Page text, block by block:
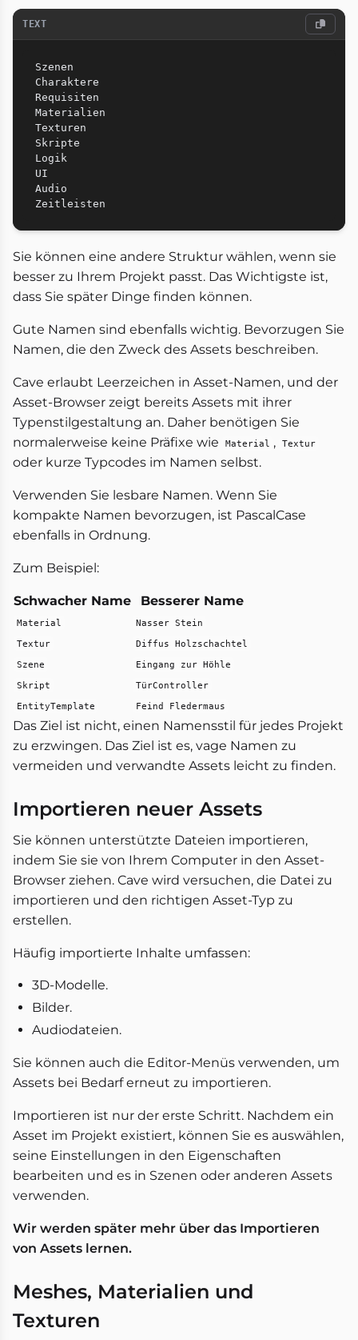
TEXT
Szenen
Charaktere
Requisiten
Materialien
Texturen
Skripte
Logik
UI
Audio
Sie können eine andere Struktur wählen, wenn sie
besser zu Ihrem Projekt passt. Das Wichtigste ist,
dass Sie später Dinge finden können.
Gute Namen sind ebenfalls wichtig. Bevorzugen Sie
Namen, die den Zweck des Assets beschreiben.
Cave erlaubt Leerzeichen in Asset-Namen, und der
Asset-Browser zeigt bereits Assets mit ihrer
Typenstilgestaltung an. Daher benötigen Sie
normalerweise keine Präfixe wie
Material , Textur
oder kurze Typcodes im Namen selbst.
Verwenden Sie lesbare Namen. Wenn Sie
kompakte Namen bevorzugen, ist PascalCase
ebenfalls in Ordnung.
Zum Beispiel:
Schwacher Name Besserer Name
Material
Nasser Stein
Textur
Diffus Holzschachtel
Szene
Eingang zur Höhle
Skript
TürController
EntityTemplate
Feind Fledermaus
Das Ziel ist nicht, einen Namensstil für jedes Projekt
zu erzwingen. Das Ziel ist es, vage Namen zu
vermeiden und verwandte Assets leicht zu finden.
Importieren neuer Assets
Sie können unterstützte Dateien importieren,
indem Sie sie von Ihrem Computer in den Asset-
Browser ziehen. Cave wird versuchen, die Datei zu
importieren und den richtigen Asset-Typ zu
erstellen.
Häufig importierte Inhalte umfassen:
3D-Modelle.
Bilder.
Audiodateien.
Sie können auch die Editor-Menüs verwenden, um
Assets bei Bedarf erneut zu importieren.
Importieren ist nur der erste Schritt. Nachdem ein
Asset im Projekt existiert, können Sie es auswählen,
seine Einstellungen in den Eigenschaften
bearbeiten und es in Szenen oder anderen Assets
verwenden.
Wir werden später mehr über das Importieren
von Assets lernen.
Meshes, Materialien und
Texturen